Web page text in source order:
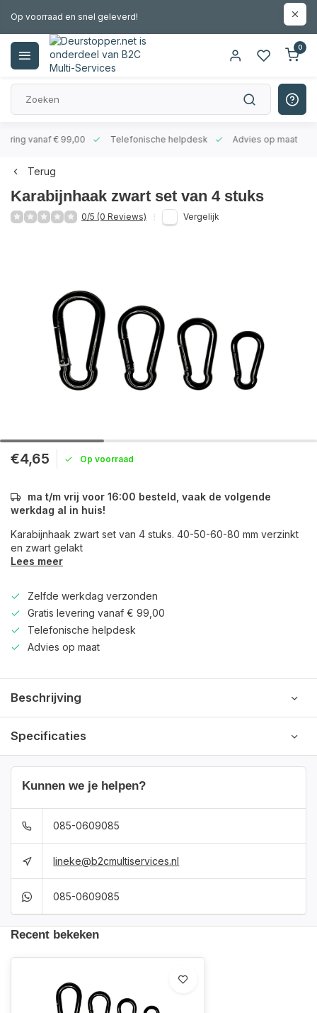
Op voorraad en snel geleverd!
0
vanaf € 99,00 Telefonische helpdesk Advies op maat
Terug
Karabijnhaak zwart set van 4 stuks
0/5 (0 Reviews) Vergelijk
€4,65 Op voorraad
ma t/m vrij voor 16:00 besteld, vaak de volgende
werkdag al in huis!
Karabijnhaak zwart set van 4 stuks. 40-50-60-80 mm verzinkt
en zwart gelakt
Lees meer
Zelfde werkdag verzonden
Gratis levering vanaf € 99,00
Telefonische helpdesk
Advies op maat
Beschrijving
Specificaties
Kunnen we je helpen?
085-0609085
lineke@b2cmultiservices.nl
085-0609085
Recent bekeken